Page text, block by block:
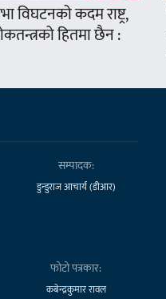
विघटनको कदम राष्ट्र,
हितमा छैन :
सम्पादक:
डुन्डुराज आचार्य (डीआर)
फोटो पत्रकार:
कबेन्द्रकुमार रावल